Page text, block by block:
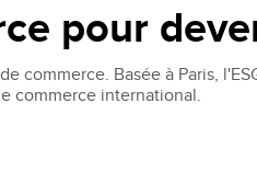
pour
commerce. Basée à Paris,
commerce international.